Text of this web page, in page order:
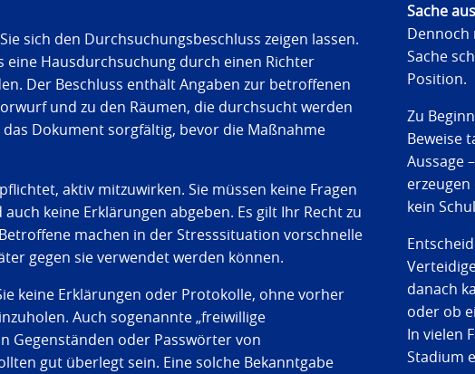
sich den Durchsuchungsbeschluss zeigen lassen.
eine Hausdurchsuchung durch einen Richter
Der Beschluss enthält Angaben zur betroffenen
und zu den Räumen, die durchsucht werden
das Dokument sorgfältig, bevor die Maßnahme
aktiv mitzuwirken. Sie müssen keine Fragen
keine Erklärungen abgeben. Es gilt Ihr Recht zu
machen in der Stresssituation vorschnelle
gegen sie verwendet werden können.
keine Erklärungen oder Protokolle, ohne vorher
Auch sogenannte „freiwillige
Gegenständen oder Passwörter von
gut überlegt sein. Eine solche Bekanntgabe
Sache
Dennoch
Sache
Position.
Zu
Beweise
Aussage
kein
danach
oder ob
In vielen
Stadium